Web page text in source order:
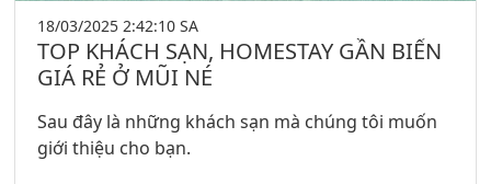
18/03/2025 2:42:10 SA
TOP KHÁCH SẠN, HOMESTAY GẦN BIỂN
GIÁ RẺ Ở MŨI NÉ
Sau đây là những khách sạn mà chúng tôi muốn
giới thiệu cho bạn.